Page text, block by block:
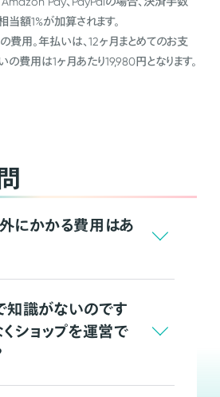
額1%が加算されます。
費用。年払いは、12ヶ月まとめてのお支
の費用は1ヶ月あたり19,980円となります。
にかかる費用はあ
知識がないのです
くショップを運営で